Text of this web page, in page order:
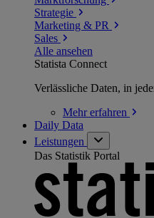
Strategie
Marketing & PR
Sales
Alle ansehen
Statista Connect
Verlässliche Daten, in
Mehrerfahren
Daily Data
Leistungen
Das Statistik Portal